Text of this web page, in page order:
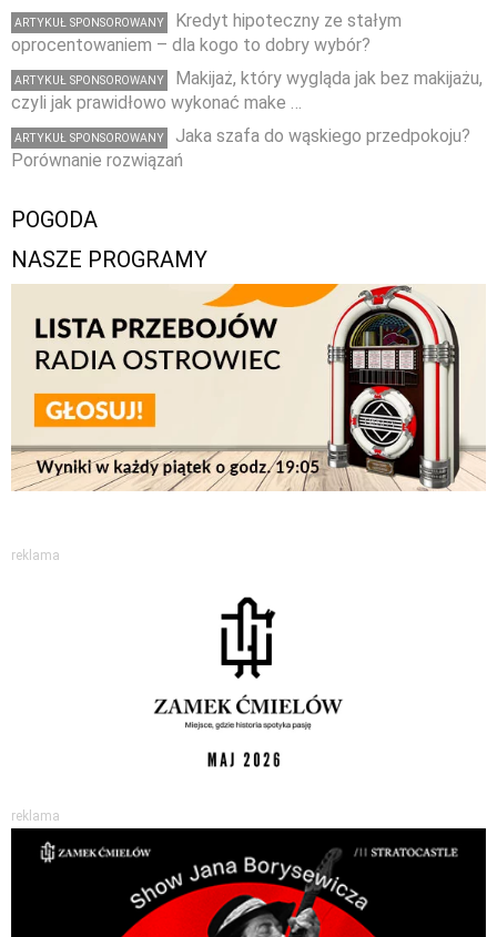
ARTYKUŁ SPONSOROWANY
Kredyt hipoteczny ze stałym
oprocentowaniem – dla kogo to dobry wybór?
ARTYKUŁ SPONSOROWANY
Makijaż, który wygląda jak bez makijażu,
czyli jak prawidłowo wykonać make …
ARTYKUŁ SPONSOROWANY
Jaka szafa do wąskiego przedpokoju?
Porównanie rozwiązań
POGODA
NASZE PROGRAMY
reklama
reklama